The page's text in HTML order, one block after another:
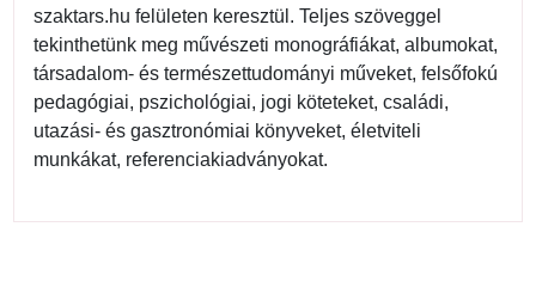
szaktars.hu felületen keresztül. Teljes szöveggel
tekinthetünk meg művészeti monográfiákat, albumokat,
társadalom- és természettudományi műveket, felsőfokú
pedagógiai, pszichológiai, jogi köteteket, családi,
utazási- és gasztronómiai könyveket, életviteli
munkákat, referenciakiadványokat.